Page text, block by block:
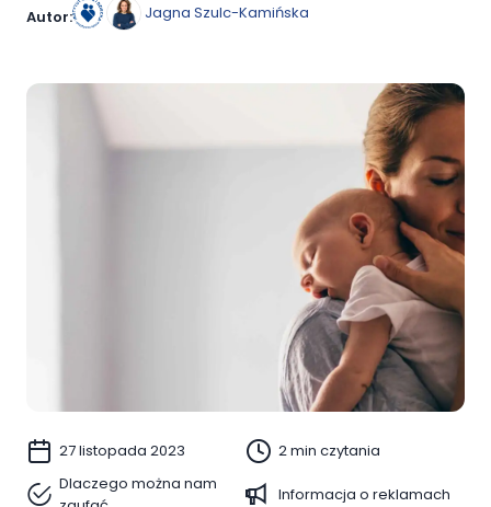
Autor: Jagna Szulc-Kamińska
27 listopada 2023
2 min czytania
Dlaczego można nam
Informacja o reklamach